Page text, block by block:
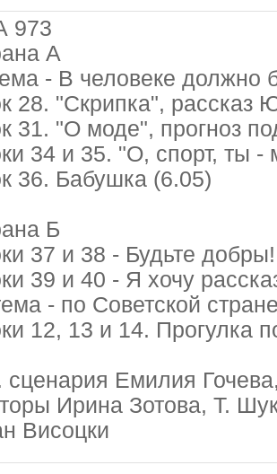
973
А
- В человеке должно
28. "Скрипка", рассказ
31. "О моде", прогноз
34 и 35. "О, спорт, ты -
36. Бабушка (6.05)
Б
37 и 38 - Будьте
39 и 40 - Я хочу
- по Советской
12, 13 и 14. Прогулка
сценария Емилия
Ирина Зотова, Т.
Висоцки